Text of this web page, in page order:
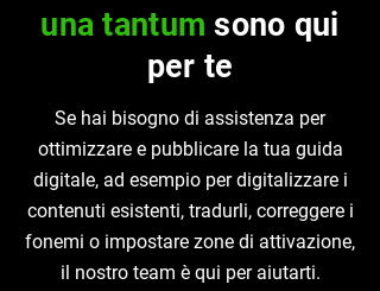
una tantum sono qui
per te
Se hai bisogno di assistenza per
ottimizzare e pubblicare la tua guida
digitale, ad esempio per digitalizzare i
contenuti esistenti, tradurli, correggere i
fonemi o impostare zone di attivazione,
il nostro team è qui per aiutarti.